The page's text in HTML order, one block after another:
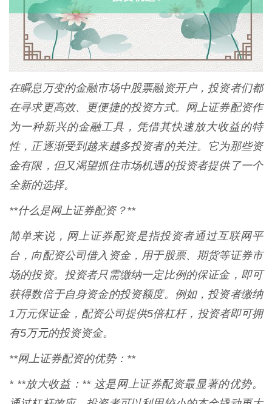
在瞬息万变的金融市场中股票融资开户，投资者们都
在寻求更高效、更便捷的投资方式。网上证券配资作
为一种新兴的金融工具，凭借其快速放大收益的特
性，正逐渐受到越来越多投资者的关注。它为那些资
金有限，但又渴望抓住市场机遇的投资者提供了一个
全新的选择。
**什么是网上证券配资？**
简单来说，网上证券配资是指投资者通过互联网平
台，向配资公司借入资金，用于股票、期货等证券市
场的投资。投资者只需缴纳一定比例的保证金，即可
获得数倍于自身资金的投资额度。例如，投资者缴纳
1万元保证金，配资公司提供5倍杠杆，投资者即可拥
有5万元的投资资金。
**网上证券配资的优势：**
* **放大收益：** 这是网上证券配资最显著的优势。